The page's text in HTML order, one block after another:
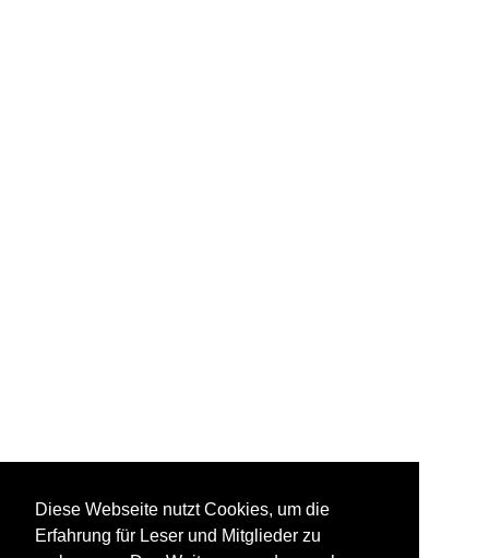
Diese Webseite nutzt Cookies, um die
Erfahrung für Leser und Mitglieder zu